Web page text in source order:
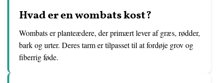
Hvad er en wombats kost?
Wombats er planteædere, der primært lever af græs, rødder,
bark og urter. Deres tarm er tilpasset til at fordøje grov og
fiberrig føde.